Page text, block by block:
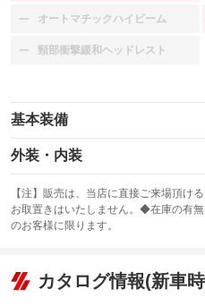
オートマチックハイビーム
：装備なし
頸部衝撃緩和ヘッドレスト
：装備なし
基本装備
エアバッグ：運転席/助手席/サイド
：装備あり
：装備なし
サンルーフ
：装備なし
リフトアップ
：装備なし
外装・内装
カーナビ：SDナビ
：装備あり
TV：フルセグ
：装備あり
ビジュアル：-／DVD再生
：装備あり
【注】販売は、当店に直接ご来場頂
お取置きはいたしません。◆在庫の有
のお客様に限ります。
カタログ情報(新車